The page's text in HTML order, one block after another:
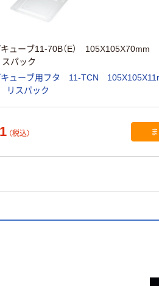
キューブ11-70B（E）
スパック
キューブ用フタ 11-TCN
リスパック
（税込）